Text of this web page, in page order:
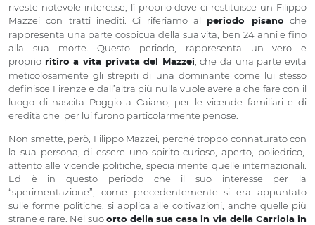
riveste notevole interesse, lì proprio dove ci restituisce un Filippo
Mazzei con tratti inediti. Ci riferiamo al
periodo pisano
che
rappresenta una parte cospicua della sua vita, ben 24 anni e fino
alla sua morte. Questo periodo, rappresenta un vero e
proprio ritiro a vita privata del Mazzei
, che da una parte evita
meticolosamente gli strepiti di una dominante come lui stesso
definisce Firenze e dall’altra più nulla vuole avere a che fare con il
luogo di nascita Poggio a Caiano, per le vicende familiari e di
eredità che per lui furono particolarmente penose.
Non smette, però, Filippo Mazzei, perché troppo connaturato con
la sua persona, di essere uno spirito curioso, aperto, poliedrico,
attento alle vicende politiche, specialmente quelle internazionali.
Ed è in questo periodo che il suo interesse per la
“sperimentazione”, come precedentemente si era appuntato
sulle forme politiche, si applica alle coltivazioni, anche quelle più
strane e rare. Nel suo orto della sua casa in via della Carriola in